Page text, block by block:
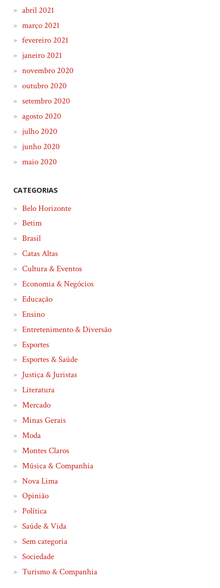
abril 2021
março 2021
fevereiro 2021
janeiro 2021
novembro 2020
outubro 2020
setembro 2020
agosto 2020
julho 2020
junho 2020
maio 2020
CATEGORIAS
Belo Horizonte
Betim
Brasil
Catas Altas
Cultura & Eventos
Economia & Negócios
Educação
Ensino
Entretenimento & Diversão
Esportes
Esportes & Saúde
Justiça & Juristas
Literatura
Mercado
Minas Gerais
Moda
Montes Claros
Música & Companhia
Nova Lima
Opinião
Política
Saúde & Vida
Sem categoria
Sociedade
Turismo & Companhia